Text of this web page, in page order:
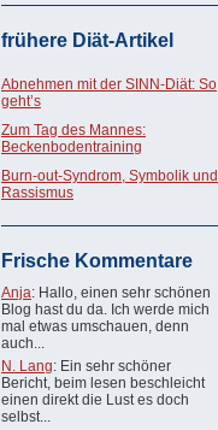
frühere Diät-Artikel
Abnehmen mit der SINN-Diät: So
geht’s
Zum Tag des Mannes:
Beckenbodentraining
Burn-out-Syndrom, Symbolik und
Rassismus
Frische Kommentare
Anja: Hallo, einen sehr schönen
Blog hast du da. Ich werde mich
mal etwas umschauen, denn
auch...
N. Lang: Ein sehr schöner
Bericht, beim lesen beschleicht
einen direkt die Lust es doch
selbst...